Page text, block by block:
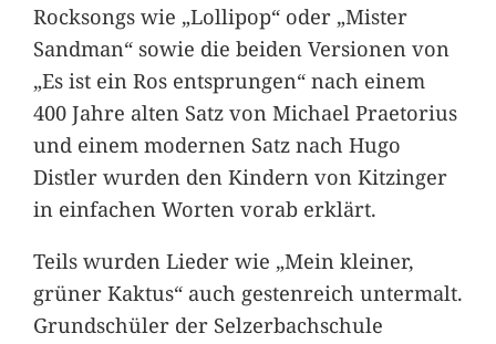
Rocksongs wie „Lollipop“ oder „Mister
Sandman“ sowie die beiden Versionen von
„Es ist ein Ros entsprungen“ nach einem
400 Jahre alten Satz von Michael Praetorius
und einem modernen Satz nach Hugo
Distler wurden den Kindern von Kitzinger
in einfachen Worten vorab erklärt.
Teils wurden Lieder wie „Mein kleiner,
grüner Kaktus“ auch gestenreich untermalt.
Grundschüler der Selzerbachschule